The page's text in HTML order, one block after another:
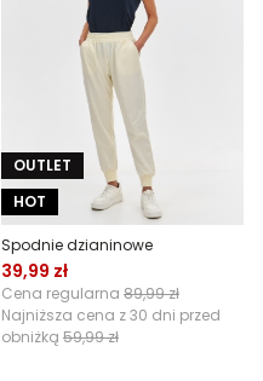
OUTLET
HOT
Spodnie dzianinowe
39,99 zł
Cena regularna 89,99 zł
Najniższa cena z 30 dni przed
obniżką 59,99 zł